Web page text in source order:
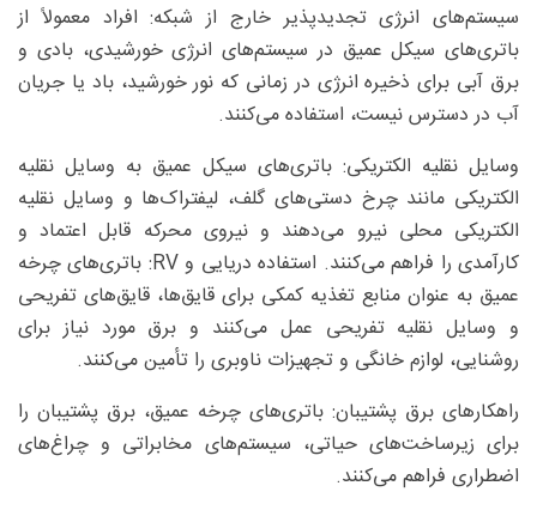
سیستم‌های انرژی تجدیدپذیر خارج از شبکه: افراد معمولاً از
باتری‌های سیکل عمیق در سیستم‌های انرژی خورشیدی، بادی و
برق آبی برای ذخیره انرژی در زمانی که نور خورشید، باد یا جریان
آب در دسترس نیست، استفاده می‌کنند.
وسایل نقلیه الکتریکی: باتری‌های سیکل عمیق به وسایل نقلیه
الکتریکی مانند چرخ دستی‌های گلف، لیفتراک‌ها و وسایل نقلیه
الکتریکی محلی نیرو می‌دهند و نیروی محرکه قابل اعتماد و
کارآمدی را فراهم می‌کنند. استفاده دریایی و RV: باتری‌های چرخه
عمیق به عنوان منابع تغذیه کمکی برای قایق‌ها، قایق‌های تفریحی
و وسایل نقلیه تفریحی عمل می‌کنند و برق مورد نیاز برای
روشنایی، لوازم خانگی و تجهیزات ناوبری را تأمین می‌کنند.
راهکارهای برق پشتیبان: باتری‌های چرخه عمیق، برق پشتیبان را
برای زیرساخت‌های حیاتی، سیستم‌های مخابراتی و چراغ‌های
اضطراری فراهم می‌کنند.